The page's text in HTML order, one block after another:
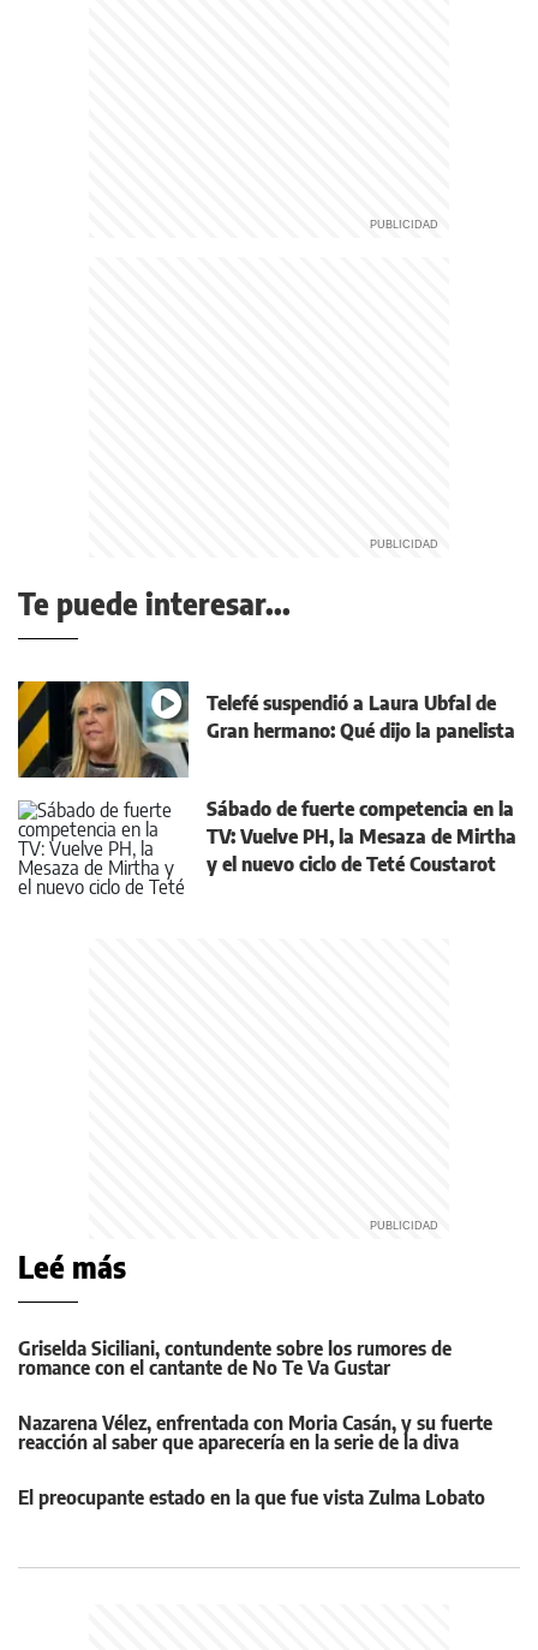
Te puede interesar...
Telefé suspendió a Laura Ubfal de
Gran hermano: Qué dijo la panelista
Sábado de fuerte competencia en la
TV: Vuelve PH, la Mesaza de Mirtha
y el nuevo ciclo de Teté Coustarot
Leé más
Griselda Siciliani, contundente sobre los rumores de
romance con el cantante de No Te Va Gustar
Nazarena Vélez, enfrentada con Moria Casán, y su fuerte
reacción al saber que aparecería en la serie de la diva
El preocupante estado en la que fue vista Zulma Lobato